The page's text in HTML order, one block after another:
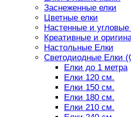
Заснеженные елки
Цветные елки
Настенные и угловые
Креативные и
Настольные Елки
Светодиодные Елки
Елки до 1 метра
Елки 120 см.
Елки 150 см.
Елки 180 см.
Елки 210 см.